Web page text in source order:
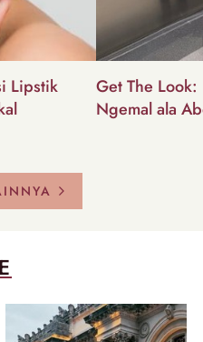
Lipstik
Get The
Ngemal ala